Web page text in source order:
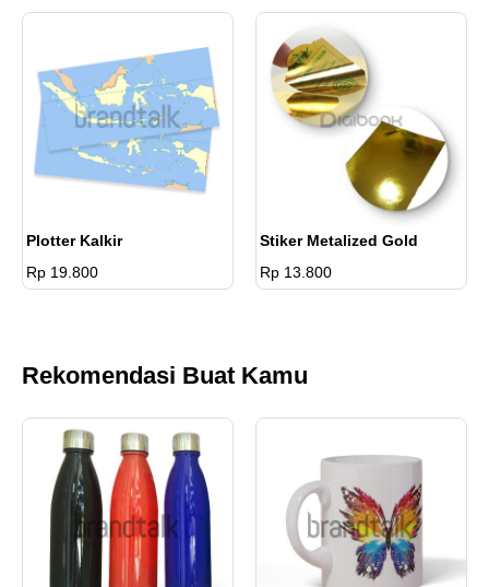
Plotter Kalkir
Rp 19.800
Stiker Metalized Gold
Rp 13.800
Rekomendasi Buat Kamu